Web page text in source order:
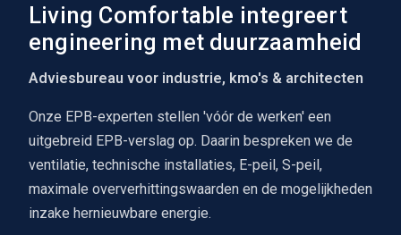
Living Comfortable integreert
engineering met duurzaamheid
Adviesbureau voor industrie, kmo's & architecten
Onze EPB-experten stellen 'vóór de werken' een
uitgebreid EPB-verslag op. Daarin bespreken we de
ventilatie, technische installaties, E-peil, S-peil,
maximale oververhittingswaarden en de mogelijkheden
inzake hernieuwbare energie.